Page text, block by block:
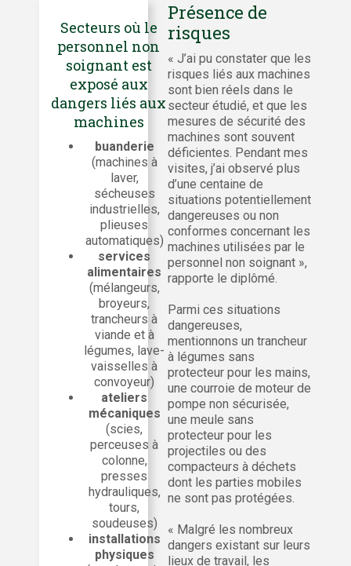
Secteurs où le
personnel non
soignant est
exposé aux
dangers liés aux
machines
buanderie
(machines à
laver,
sécheuses
industrielles,
plieuses
automatiques)
services
alimentaires
(mélangeurs,
broyeurs,
trancheurs à
viande et à
légumes, lave-
vaisselles à
convoyeur)
ateliers
mécaniques
(scies,
perceuses à
colonne,
presses
hydrauliques,
tours,
soudeuses)
installations
physiques
Présence de
risques
« J’ai pu constater que les
risques liés aux machines
sont bien réels dans le
secteur étudié, et que les
mesures de sécurité des
machines sont souvent
déficientes. Pendant mes
visites, j’ai observé plus
d’une centaine de
situations potentiellement
dangereuses ou non
conformes concernant les
machines utilisées par le
personnel non soignant »,
rapporte le diplômé.
Parmi ces situations
dangereuses,
mentionnons un trancheur
à légumes sans
protecteur pour les mains,
une courroie de moteur de
pompe non sécurisée,
une meule sans
protecteur pour les
projectiles ou des
compacteurs à déchets
dont les parties mobiles
ne sont pas protégées.
« Malgré les nombreux
dangers existant sur leurs
lieux de travail, les